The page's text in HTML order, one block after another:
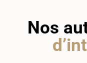
Nos